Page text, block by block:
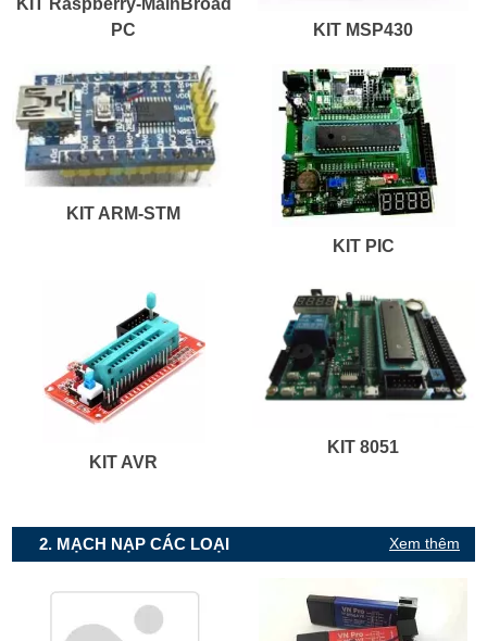
PC
KIT MSP430
KIT ARM-STM
KIT PIC
KIT AVR
KIT 8051
2. MẠCH NẠP CÁC LOẠI Xem thêm